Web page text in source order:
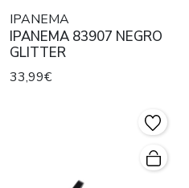
IPANEMA
IPANEMA 83907 NEGRO
GLITTER
33,99€